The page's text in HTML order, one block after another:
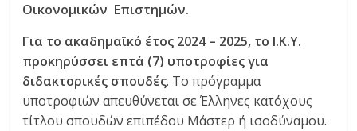
Οικονομικών Επιστημών.
Για το ακαδημαϊκό έτος 2024 – 2025, το Ι.Κ.Υ.
προκηρύσσει επτά (7) υποτροφίες για
διδακτορικές σπουδές. Το πρόγραμμα
υποτροφιών απευθύνεται σε Έλληνες κατόχους
τίτλου σπουδών επιπέδου Μάστερ ή ισοδύναμου.